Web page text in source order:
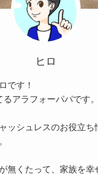
ヒロ
です！
アラフォーパパです。
ッシュレスのお役立ち
無くたって、家族を幸